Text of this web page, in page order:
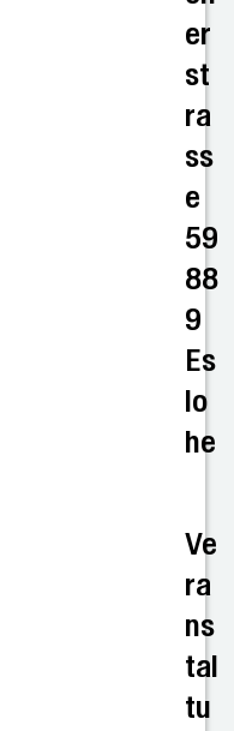
er
st
ra
ss
e
59
88
9
Es
lo
he
Ve
ra
ns
tal
tu